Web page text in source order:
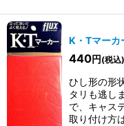
K・Tマーカ
440円 (税込)
ひし形の形
タリも逃し
で、キャス
取り付け方